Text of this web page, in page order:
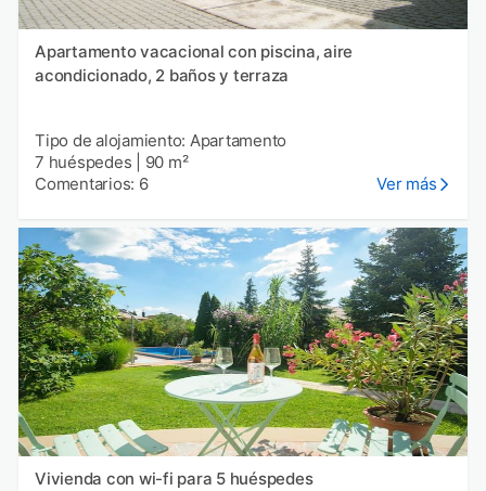
Apartamento vacacional con piscina, aire
acondicionado, 2 baños y terraza
Tipo de alojamiento: Apartamento
7 huéspedes
90 m²
Comentarios: 6
Ver más
Vivienda con wi-fi para 5 huéspedes